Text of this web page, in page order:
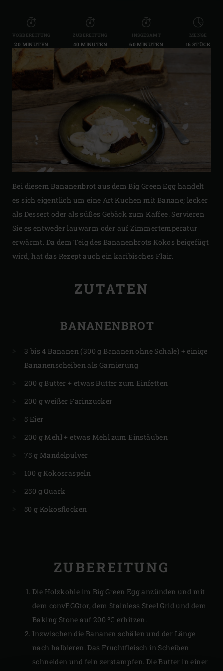
VORBEREITUNG
20 MINUTEN
ZUBEREITUNG
40 MINUTEN
INSGESAMT
60 MINUTEN
MENGE
16 STÜCK
Bei diesem Bananenbrot aus dem Big Green Egg handelt
es sich eigentlich um eine Art Kuchen mit Banane; lecker
als Dessert oder als süßes Gebäck zum Kaffee. Servieren
Sie es entweder lauwarm oder auf Zimmertemperatur
erwärmt. Da dem Teig des Bananenbrots Kokos beigefügt
wird, hat das Rezept auch ein karibisches Flair.
ZUTATEN
BANANENBROT
3 bis 4 Bananen (300 g Bananen ohne Schale) + einige
Bananenscheiben als Garnierung
200 g Butter + etwas Butter zum Einfetten
200 g weißer Farinzucker
5 Eier
200 g Mehl + etwas Mehl zum Einstäuben
75 g Mandelpulver
100 g Kokosraspeln
250 g Quark
50 g Kokosflocken
ZUBEREITUNG
Die Holzkohle im Big Green Egg anzünden und mit
dem convEGGtor, dem Stainless Steel Grid und dem
Baking Stone auf 200 ºC erhitzen.
Inzwischen die Bananen schälen und der Länge
nach halbieren. Das Fruchtfleisch in Scheiben
schneiden und fein zerstampfen. Die Butter in einer